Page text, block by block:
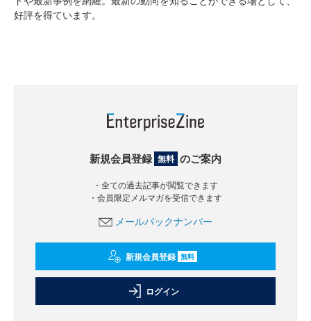
好評を得ています。
新規会員登録 無料 のご案内
・全ての過去記事が閲覧できます
・会員限定メルマガを受信できます
メールバックナンバー
新規会員登録 無料
ログイン